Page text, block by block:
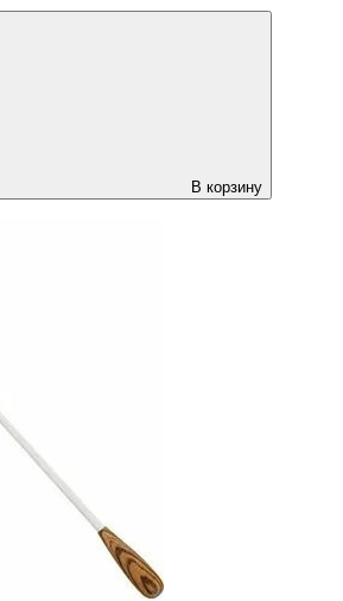
В корзину